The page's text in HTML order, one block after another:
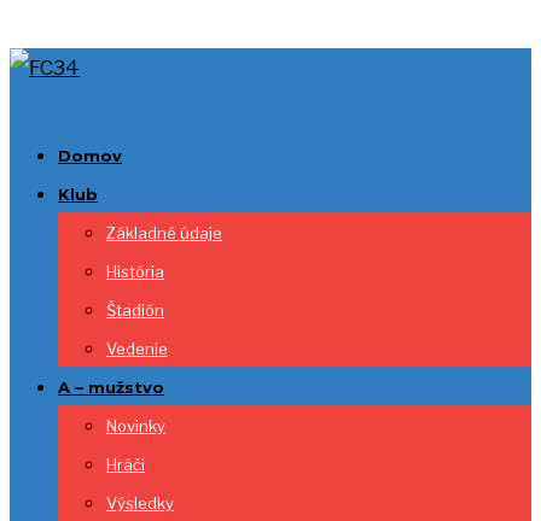
Domov
Klub
Základné údaje
História
Štadión
Vedenie
A – mužstvo
Novinky
Hráči
Výsledky